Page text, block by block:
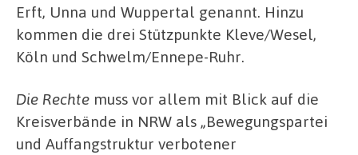
Erft, Unna und Wuppertal genannt. Hinzu
kommen die drei Stützpunkte Kleve/Wesel,
Köln und Schwelm/Ennepe-Ruhr.
Die Rechte muss vor allem mit Blick auf die
Kreisverbände in NRW als „Bewegungspartei
und Auffangstruktur verbotener